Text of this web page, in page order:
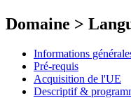
Domaine >
Informations
Pré-requis
Acquisition de l'UE
Descriptif &